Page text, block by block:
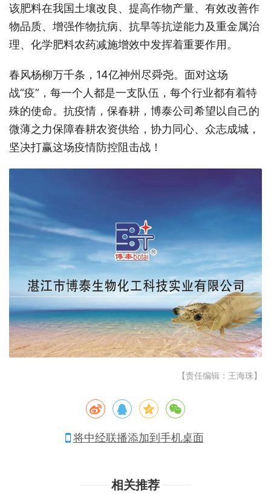
该肥料在我国土壤改良、提高作物产量、有效改善作
物品质、增强作物抗病、抗旱等抗逆能力及重金属治
理、化学肥料农药减施增效中发挥着重要作用。
春风杨柳万千条，14亿神州尽舜尧。面对这场
战“疫”，每一个人都是一支队伍，每个行业都有着特
殊的使命。抗疫情，保春耕，博泰公司希望以自己的
微薄之力保障春耕农资供给，协力同心、众志成城，
坚决打赢这场疫情防控阻击战！
【责任编辑：王海珠】
将中经联播添加到手机桌面
相关推荐